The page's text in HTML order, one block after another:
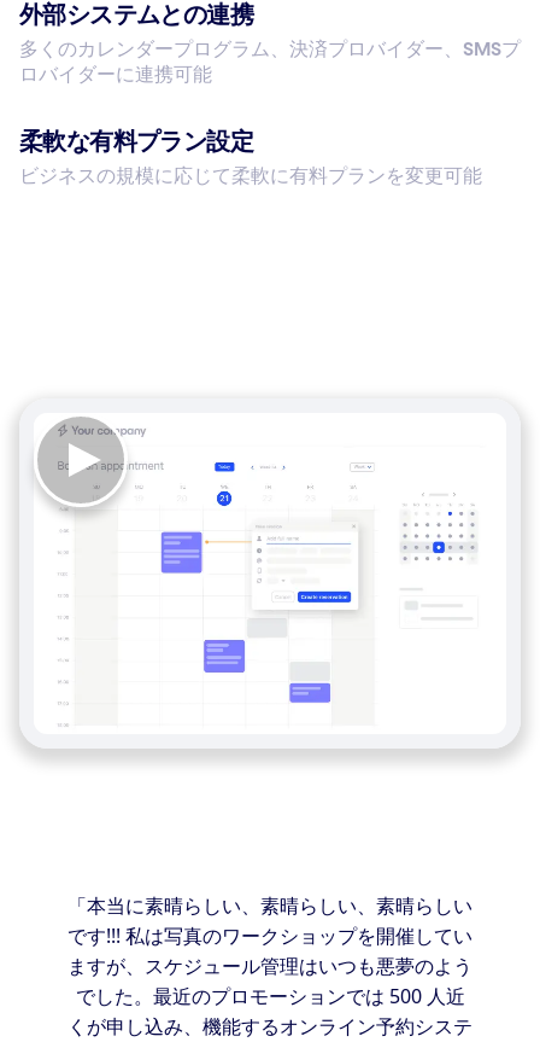
外部システムとの連携
多くのカレンダープログラム、決済プロバイダー、SMSプ
ロバイダーに連携可能
柔軟な有料プラン設定
ビジネスの規模に応じて柔軟に有料プランを変更可能
「本当に素晴らしい、素晴らしい、素晴らしい
です!!! 私は写真のワークショップを開催してい
ますが、スケジュール管理はいつも悪夢のよう
でした。最近のプロモーションでは 500 人近
くが申し込み、機能するオンライン予約システ